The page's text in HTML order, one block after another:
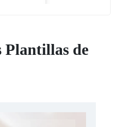
Plantillas de